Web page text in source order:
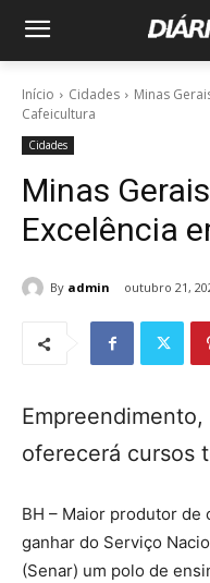
Início Cidades
Minas
Cafeicultura
Cidades
Minas
Excelência
By admin outubro 21,
oferecerá cursos
BH – Maior produtor de
ganhar do Serviço
(Senar) um polo de